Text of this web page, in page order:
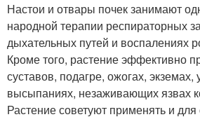
Настои и отвары почек занимают
народной терапии респираторных
дыхательных путей и воспалениях
Кроме того, растение эффективно
суставов, подагре, ожогах, экземах,
высыпаниях, незаживающих язвах
Растение советуют применять и